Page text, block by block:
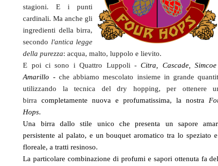
stagioni. E i punti
cardinali. Ma anche gli
ingredienti della birra,
secondo l'antica legge
della purezza: acqua, malto, luppolo e lievito.
E poi ci sono i Quattro Luppoli -Citra, Cascade,
Amarillo - che abbiamo mescolato insieme in grande
utilizzando la tecnica del dry hopping, per ottenere
birracompletamente nuova e profumatissima, la nostra
Hops.
Una birra dallo stile unico che presenta un sapore
persistente al palato, e un bouquet aromatico tra lo speziato
floreale, a tratti resinoso.
La particolare combinazione di profumi e sapori ottenuta fa